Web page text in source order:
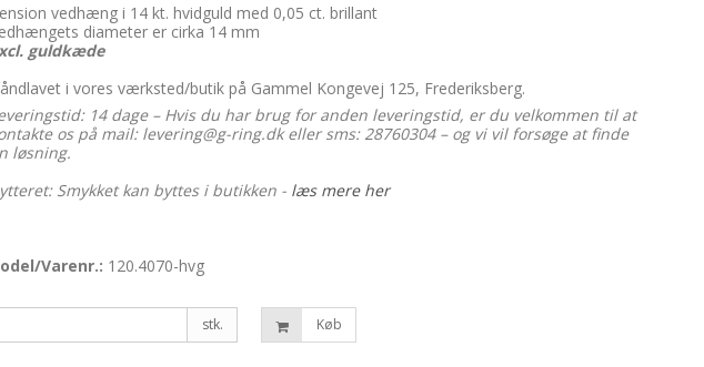
vedhæng i 14 kt. hvidguld med 0,05 ct. brillant
diameter er cirka 14 mm
guldkæde
i vores værksted/butik på Gammel Kongevej 125, Frederiksberg.
14 dage – Hvis du har brug for anden leveringstid, er du velkommen til at
os på mail: levering@g-ring.dk eller sms: 28760304 – og vi vil forsøge at finde
løsning.
Smykket kan byttes i butikken - læs mere her
Varenr.: 120.4070-hvg
stk. Køb